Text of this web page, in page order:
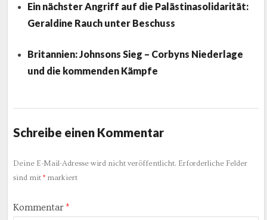
Ein nächster Angriff auf die Palästinasolidarität:
Geraldine Rauch unter Beschuss
Britannien: Johnsons Sieg – Corbyns Niederlage
und die kommenden Kämpfe
Schreibe einen Kommentar
Deine E-Mail-Adresse wird nicht veröffentlicht. Erforderliche Felder
sind mit *markiert
Kommentar *